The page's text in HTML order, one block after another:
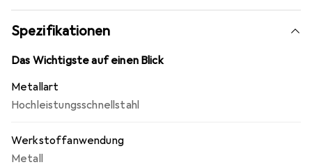
Spezifikationen
Das Wichtigste auf einen Blick
Metallart
Hochleistungsschnellstahl
Werkstoffanwendung
Metall